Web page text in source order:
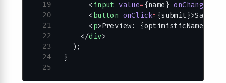
19
20
21
22
23
24
25
      <
input value= {name} onChange
      <
button onClick= {submit}>Save</
      <
p>Preview: {optimisticName}</
    </
div>
  );
}